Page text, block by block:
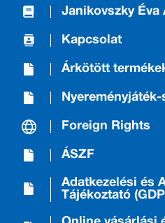
Janikovszky Éva
Kapcsolat
Árkötött
Foreign Rights
ÁSZF
Adatkezelési és
Tájékoztató